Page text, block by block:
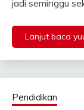
jadi seminggu
Lanjut baca
Pendidikan